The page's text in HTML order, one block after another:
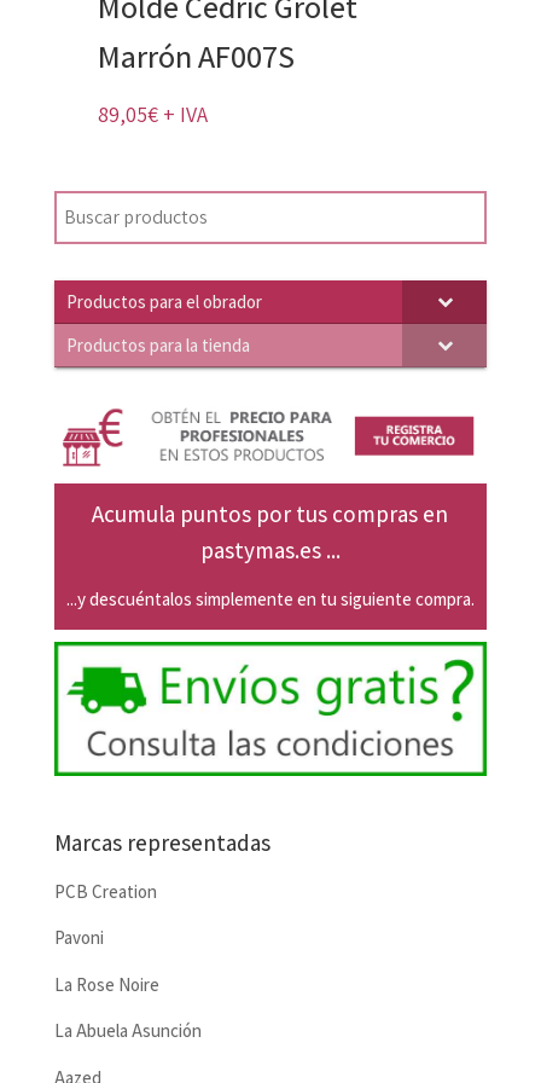
Marrón AF007S
89,05€ + IVA
Productos para el obrador
Productos para la tienda
Acumula puntos por tus compras en
pastymas.es ...
...y descuéntalos simplemente en tu siguiente compra.
Marcas representadas
PCB Creation
Pavoni
La Rose Noire
La Abuela Asunción
Aazed